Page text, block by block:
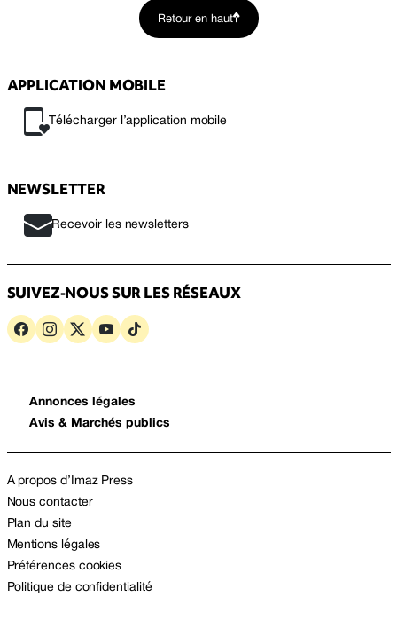
Retour en haut
APPLICATION MOBILE
Télécharger l’application mobile
NEWSLETTER
Recevoir les newsletters
SUIVEZ-NOUS SUR LES RÉSEAUX
Annonces légales
Avis & Marchés publics
A propos d’Imaz Press
Nous contacter
Plan du site
Mentions légales
Préférences cookies
Politique de confidentialité